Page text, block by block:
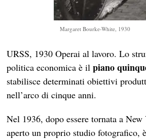
Margaret Bourke-White, 1930
URSS, 1930 Operai al lavoro. Lo
politica economica è ilpiano
stabilisce determinati obiettivi
nell’arco di cinque anni.
Nel 1936, dopo essere tornata a
aperto un proprio studio fotografico,